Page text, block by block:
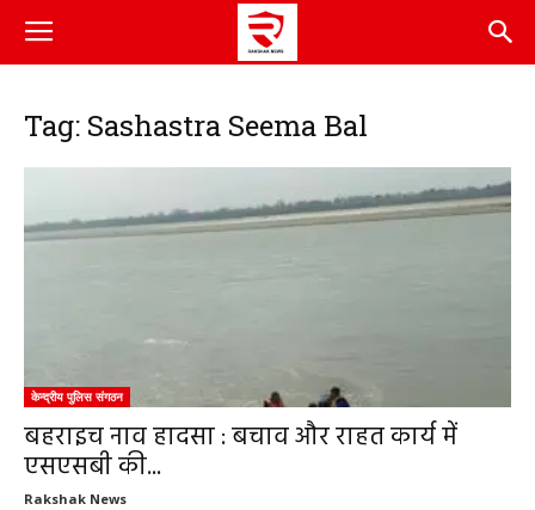
Tag: Sashastra Seema Bal
केन्द्रीय पुलिस संगठन
बहराइच नाव हादसा : बचाव और राहत कार्य में
एसएसबी की...
Rakshak News